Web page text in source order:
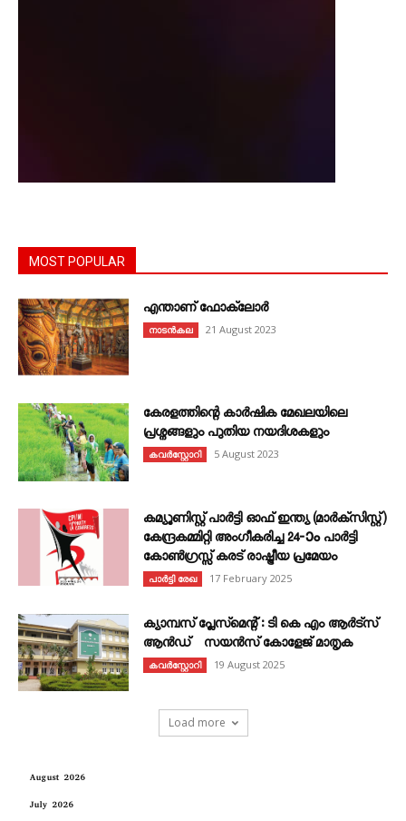
MOST POPULAR
എന്താണ്‌ ഫോക്‌ലോർ
നാടൻകല 21 August 2023
കേരളത്തിന്റെ കാർഷിക മേഖലയിലെ
പ്രശ്നങ്ങളും പുതിയ നയദിശകളും
കവര്‍സ്റ്റോറി 5 August 2023
കമ്യൂണിസ്റ്റ് പാർട്ടി ഓഫ് ഇന്ത്യ (മാർക്സിസ്റ്റ്)
കേന്ദ്രകമ്മിറ്റി അംഗീകരിച്ച 24‐ാം പാർട്ടി
കോൺഗ്രസ്സ് കരട് രാഷ്ട്രീയ പ്രമേയം
പാർട്ടി രേഖ 17 February 2025
ക്യാമ്പസ് പ്ലേസ്മെന്റ് : ടി കെ എം ആർട്സ്
ആൻഡ് സയൻസ് കോളേജ് മാതൃക
കവര്‍സ്റ്റോറി 19 August 2025
Load more
August 2026
July 2026